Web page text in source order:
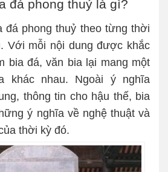
đá phong thuỷ là gì?
đá phong thuỷ theo từng thời
Với mỗi nội dung được khắc
bia đá, văn bia lại mang một
khác nhau. Ngoài ý nghĩa
thông tin cho hậu thế, bia
ý nghĩa về nghệ thuật và
thời kỳ đó.